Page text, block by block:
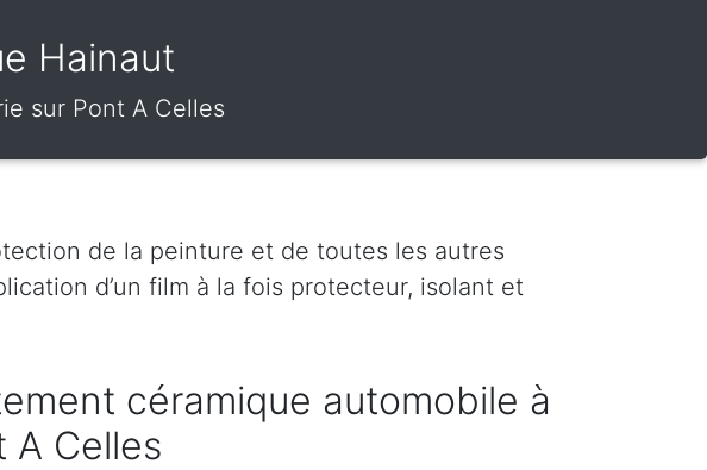
Hainaut
sur Pont A Celles
de la peinture et de toutes les autres
d’un film à la fois protecteur, isolant et
céramique automobile à
A Celles